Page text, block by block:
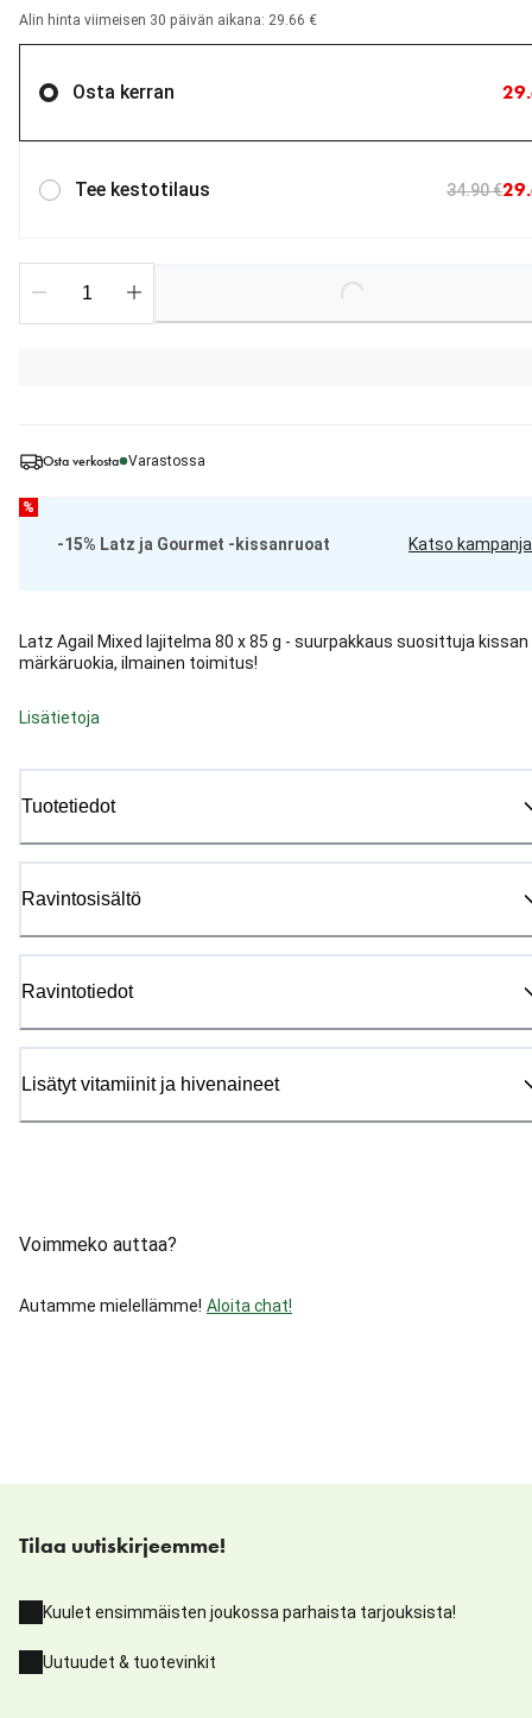
Osta verkosta Varastossa
%
-15% Latz ja Gourmet -kissanruoat Katso kampanja
Latz Agail Mixed lajitelma 80 x 85 g - suurpakkaus suosittuja kissan
märkäruokia, ilmainen toimitus!
Lisätietoja
Tuotetiedot
Ravintosisältö
Ravintotiedot
Lisätyt vitamiinit ja hivenaineet
Voimmeko auttaa?
Autamme mielellämme! Aloita chat!
Alin hinta viimeisen 30 päivän aikana: 29.66 €
Osta kerran
Tee kestotilaus 34.90 €
Loading...
Tilaa uutiskirjeemme!
Kuulet ensimmäisten joukossa parhaista tarjouksista!
Uutuudet & tuotevinkit